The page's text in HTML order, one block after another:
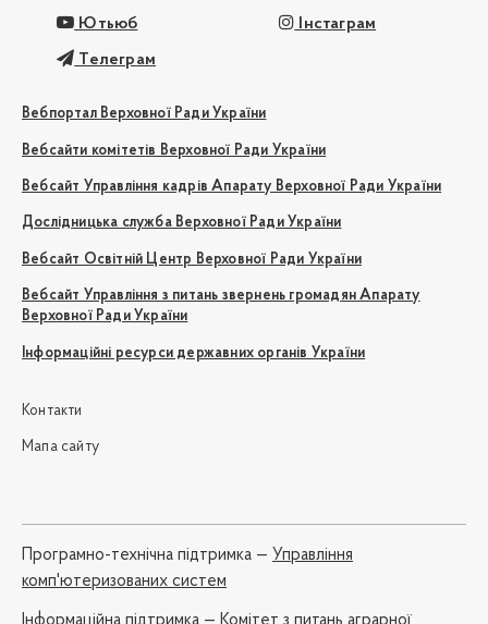
Ютьюб Інстаграм
Телеграм
Вебпортал Верховної Ради України
Вебсайти комітетів Верховної Ради України
Вебсайт Управління кадрів Апарату Верховної Ради України
Дослідницька служба Верховної Ради України
Вебсайт Освітній Центр Верховної Ради України
Вебсайт Управління з питань звернень громадян Апарату
Верховної Ради України
Інформаційні ресурси державних органів України
Контакти
Мапа сайту
Програмно-технічна підтримка — Управління
комп'ютеризованих систем
Iнформаційна підтримка — Комітет з питань аграрної